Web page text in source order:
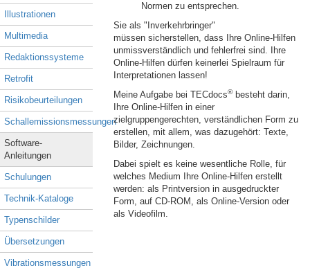
Illustrationen
Multimedia
Redaktionssysteme
Retrofit
Risikobeurteilungen
Schallemissionsmessungen
Software-
Anleitungen
Schulungen
Technik-Kataloge
Typenschilder
Übersetzungen
Vibrationsmessungen
Normen zu entsprechen.
Sie als "Inverkehrbringer"
müssen sicherstellen, dass Ihre Online-Hilfen
unmissverständlich und fehlerfrei sind. Ihre
Online-Hilfen dürfen keinerlei Spielraum für
Interpretationen lassen!
Meine Aufgabe bei TECdocs®besteht darin,
Ihre Online-Hilfen in einer
zielgruppengerechten, verständlichen Form zu
erstellen, mit allem, was dazugehört: Texte,
Bilder, Zeichnungen.
Dabei spielt es keine wesentliche Rolle, für
welches Medium Ihre Online-Hilfen erstellt
werden: als Printversion in ausgedruckter
Form, auf CD-ROM, als Online-Version oder
als Videofilm.